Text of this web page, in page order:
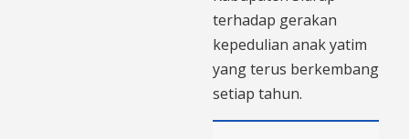
terhadap gerakan
kepedulian anak yatim
yang terus berkembang
setiap tahun.